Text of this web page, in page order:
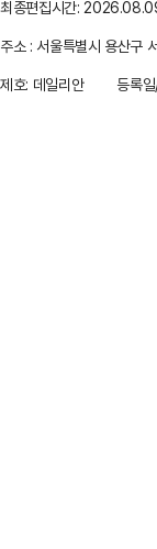
최종편집시간:
주소 : 서울특별시 용산구
제호: 데일리안
등록